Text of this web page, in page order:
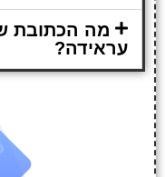
מה הכתובת
עראידה?